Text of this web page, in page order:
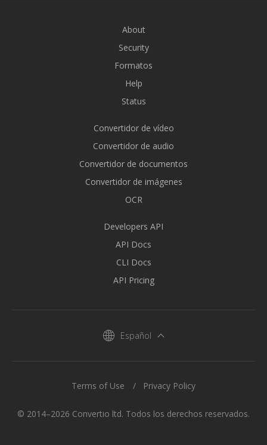
About
Security
Formatos
Help
Status
Convertidor de vídeo
Convertidor de audio
Convertidor de documentos
Convertidor de imágenes
OCR
Developers API
API Docs
CLI Docs
API Pricing
Español
© 2014–2026 Convertio ltd. Todos los derechos reservados.
Terms of Use Privacy Policy